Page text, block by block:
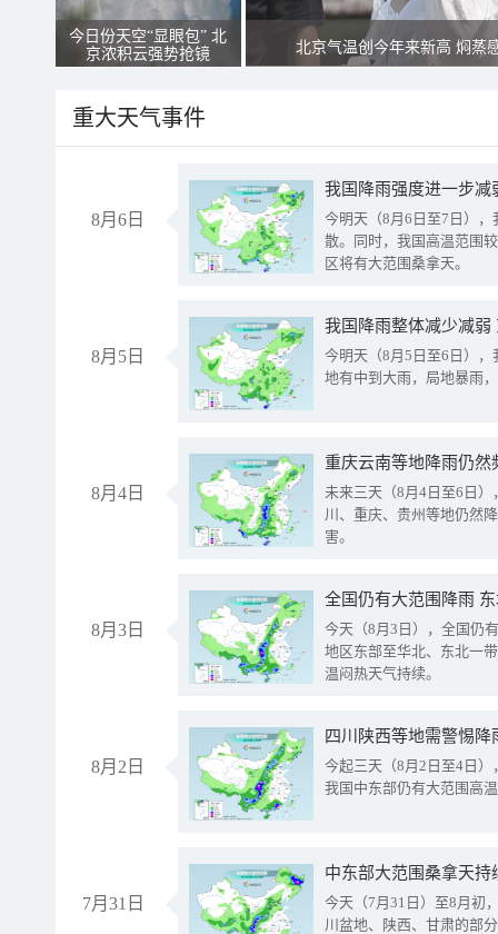
今日份天空“显眼包” 北
京浓积云强势抢镜
北京气温创今年来新高 焖蒸
重大天气事件
8月6日
今明天（8月6日至7日）
散。同时，我国高温范围
区将有大范围桑拿天。
8月5日
我国降雨整体减少减弱
今明天（8月5日至6日）
地有中到大雨，局地暴雨
8月4日
重庆云南等地降雨仍然
未来三天（8月4日至6日
川、重庆、贵州等地仍然
害。
8月3日
全国仍有大范围降雨
今天（8月3日），全国仍
地区东部至华北、东北一
温闷热天气持续。
8月2日
今起三天（8月2日至4日
我国中东部仍有大范围高
7月31日
中东部大范围桑拿天
今天（7月31日）至8月初
川盆地、陕西、甘肃的部